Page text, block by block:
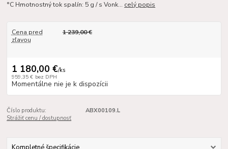
°C Hmotnostný tok spalín: 5 g / s Vonk... celý popis
Cena pred
zľavou
1 239,00 €
1 180,00 €/ks
959,35 € bez DPH
Momentálne nie je k dispozícii
Číslo produktu:
ABX00109.L
Strážiť cenu / dostupnosť